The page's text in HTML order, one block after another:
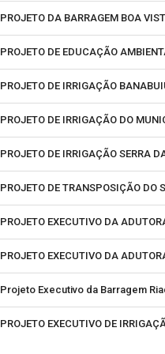
PROJETO DA BARRAGEM BOA
PROJETO DE EDUCAÇÃO
PROJETO DE IRRIGAÇÃO
PROJETO DE IRRIGAÇÃO DO
PROJETO DE IRRIGAÇÃO SERRA
PROJETO DE TRANSPOSIÇÃO DO
PROJETO EXECUTIVO DA
PROJETO EXECUTIVO DA
Projeto Executivo da Barragem
PROJETO EXECUTIVO DE